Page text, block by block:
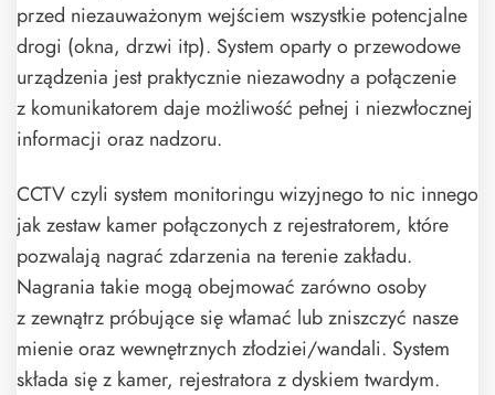
przed niezauważonym wejściem wszystkie potencjalne
drogi (okna, drzwi itp). System oparty o przewodowe
urządzenia jest praktycznie niezawodny a połączenie
z komunikatorem daje możliwość pełnej i niezwłocznej
informacji oraz nadzoru.
CCTV czyli system monitoringu wizyjnego to nic innego
jak zestaw kamer połączonych z rejestratorem, które
pozwalają nagrać zdarzenia na terenie zakładu.
Nagrania takie mogą obejmować zarówno osoby
z zewnątrz próbujące się włamać lub zniszczyć nasze
mienie oraz wewnętrznych złodziei/wandali. System
składa się z kamer, rejestratora z dyskiem twardym.